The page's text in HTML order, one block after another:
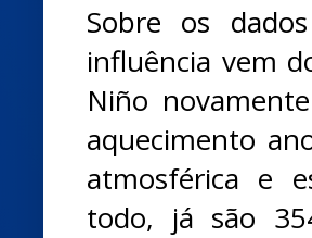
Sobre os
influência vem
Niño
aquecimento
atmosférica e
todo, já são